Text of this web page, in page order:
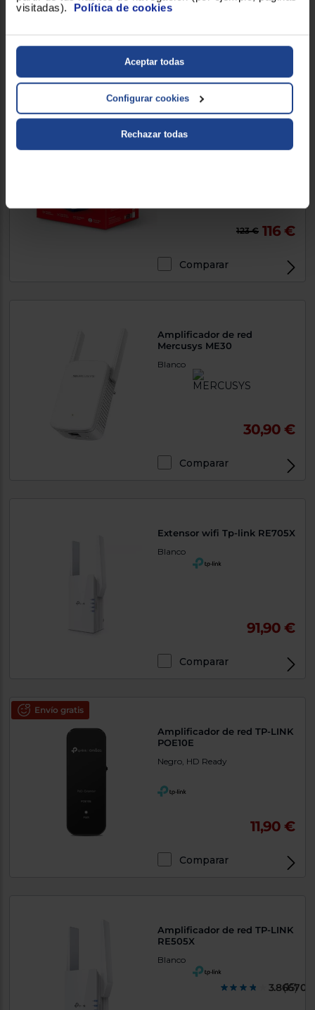
visitadas). Política de cookies
Aceptar todas
Configurar cookies
Rechazar todas
18,90 €
Comparar
Exclusivo Web
Amplificador Wifi Mercusys
HALO H50G
123 € 116 €
Comparar
Amplificador de red
Mercusys ME30
Blanco
30,90 €
Comparar
Extensor wifi Tp-link RE705X
Blanco
91,90 €
Comparar
Envío gratis
Amplificador de red TP-LINK
POE10E
Negro, HD Ready
11,90 €
Comparar
Amplificador de red TP-LINK
RE505X
Blanco
(15)